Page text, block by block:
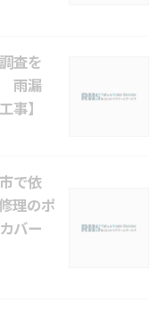
査を
雨漏
】
で依
理のポ
バー